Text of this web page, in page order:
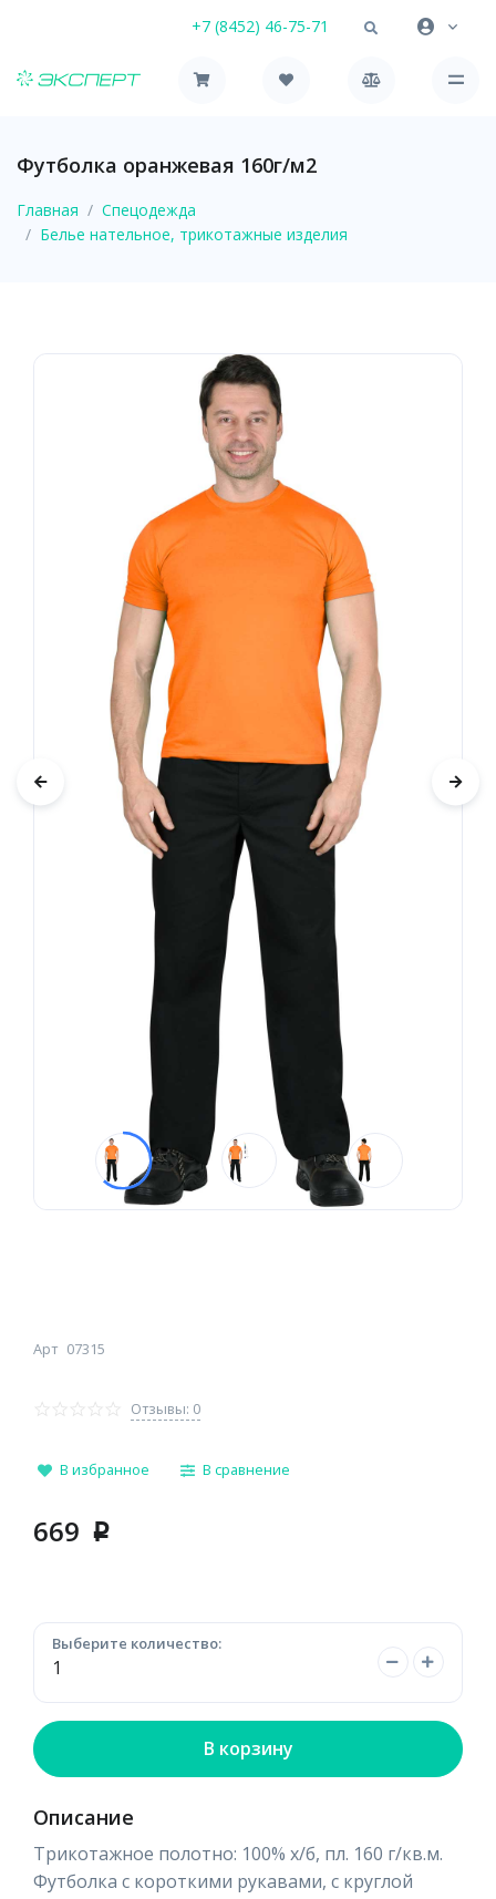
+7 (8452) 46-75-71
Футболка оранжевая 160г/м2
Главная
Спецодежда
Белье нательное, трикотажные изделия
Арт 07315
Отзывы: 0
В избранное В сравнение
669 p
Выберите количество:
В корзину
Описание
Трикотажное полотно: 100% х/б, пл. 160 г/кв.м.
Футболка с короткими рукавами, с круглой